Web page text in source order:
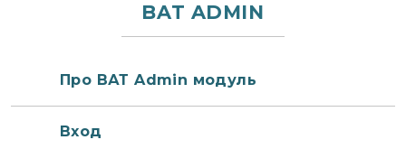
BAT ADMIN
Про ВАТ Admin модуль
Вход